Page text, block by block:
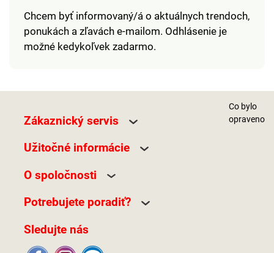
Chcem byť informovaný/á o aktuálnych trendoch,
ponukách a zľavách e-mailom. Odhlásenie je
možné kedykoľvek zadarmo.
Zákaznický servis
Užitočné informácie
O spoločnosti
Potrebujete poradiť?
Sledujte nás
Co bylo
opraveno